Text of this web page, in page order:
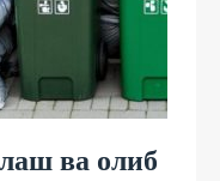
ва олиб